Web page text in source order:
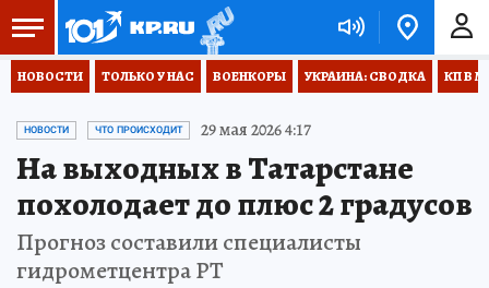
НОВОСТИ ТОЛЬКО У НАС ВОЕНКОРЫ УКРАИНА: СВОДКА КП В
НОВОСТИ ЧТО ПРОИСХОДИТ 29 мая 2026 4:17
На выходных в Татарстане
похолодает до плюс 2 градусов
Прогноз составили специалисты
гидрометцентра РТ